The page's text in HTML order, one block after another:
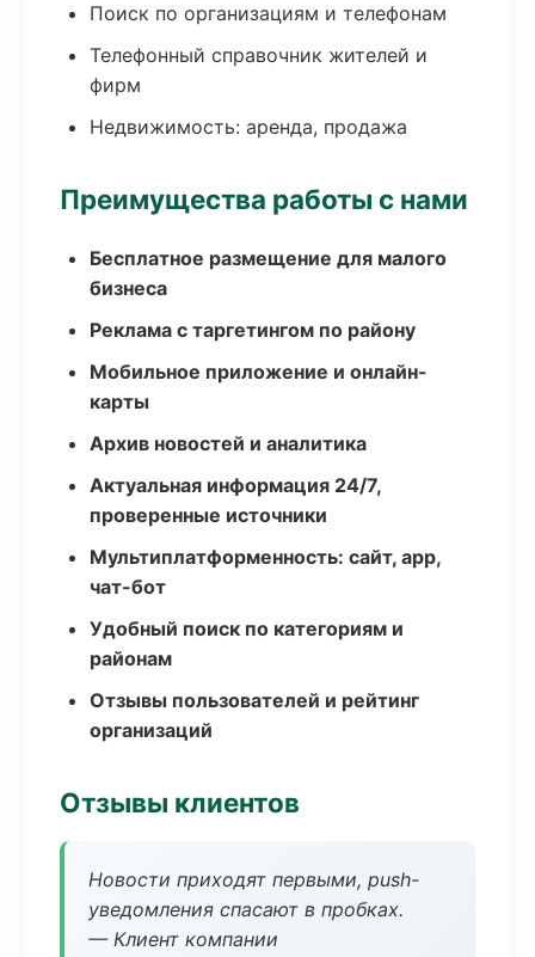
Поиск по организациям и телефонам
Телефонный справочник жителей и
фирм
Недвижимость: аренда, продажа
Преимущества работы с нами
Бесплатное размещение для малого
бизнеса
Реклама с таргетингом по району
Мобильное приложение и онлайн-
карты
Архив новостей и аналитика
Актуальная информация 24/7,
проверенные источники
Мультиплатформенность: сайт, app,
чат-бот
Удобный поиск по категориям и
районам
Отзывы пользователей и рейтинг
организаций
Отзывы клиентов
Новости приходят первыми, push-
уведомления спасают в пробках.
— Клиент компании